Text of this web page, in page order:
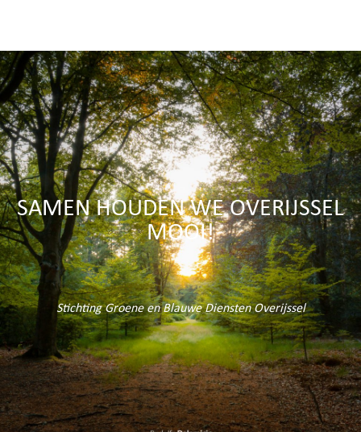
SAMEN HOUDEN WE OVERIJSSEL
MOOI!
Stichting Groene en Blauwe Diensten Overijssel